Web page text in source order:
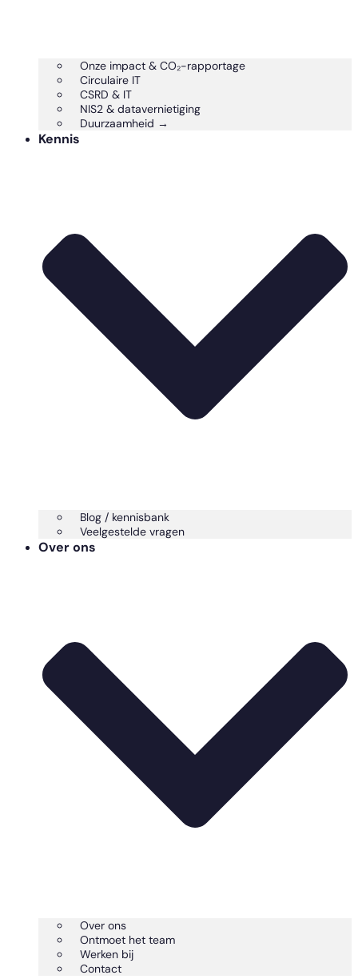
Onze impact & CO₂-rapportage
Circulaire IT
CSRD & IT
NIS2 & datavernietiging
Duurzaamheid →
Kennis
Blog / kennisbank
Veelgestelde vragen
Over ons
Over ons
Ontmoet het team
Werken bij
Contact